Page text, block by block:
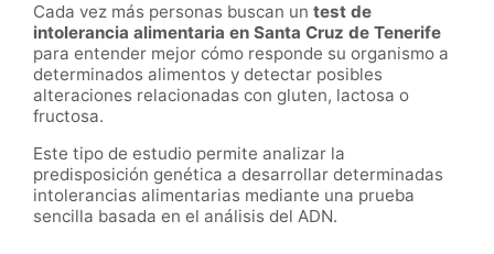
Cada vez más personas buscan un test de
intolerancia alimentaria en Santa Cruz de Tenerife
para entender mejor cómo responde su organismo a
determinados alimentos y detectar posibles
alteraciones relacionadas con gluten, lactosa o
fructosa.
Este tipo de estudio permite analizar la
predisposición genética a desarrollar determinadas
intolerancias alimentarias mediante una prueba
sencilla basada en el análisis del ADN.